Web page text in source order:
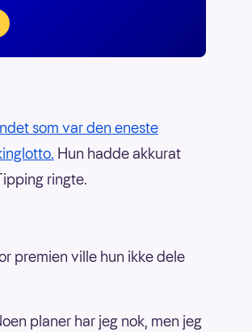
som var den eneste
Hun hadde akkurat
ringte.
premien ville hun ikke dele
planer har jeg nok, men jeg